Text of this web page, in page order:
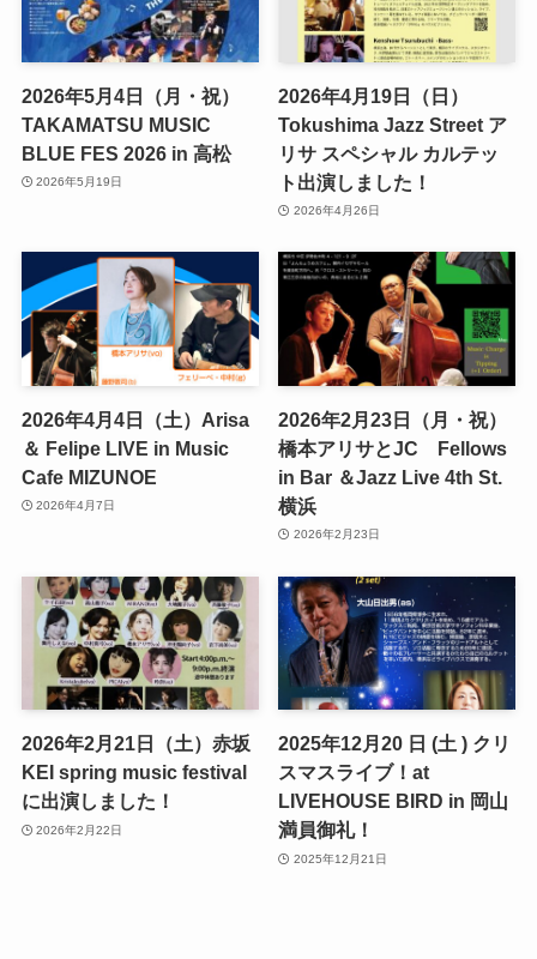
2026年5月4日（月・祝）
TAKAMATSU MUSIC
BLUE FES 2026 in 高松
2026年5月19日
2026年4月19日（日）
Tokushima Jazz Street ア
リサ スペシャル カルテッ
ト出演しました！
2026年4月26日
2026年4月4日（土）Arisa
＆ Felipe LIVE in Music
Cafe MIZUNOE
2026年4月7日
2026年2月23日（月・祝）
橋本アリサとJC Fellows
in Bar ＆Jazz Live 4th St.
横浜
2026年2月23日
2026年2月21日（土）赤坂
KEI spring music festival
に出演しました！
2026年2月22日
2025年12月20 日 (土 ) クリ
スマスライブ！at
LIVEHOUSE BIRD in 岡山
満員御礼！
2025年12月21日